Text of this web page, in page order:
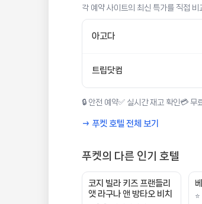
각 예약 사이트의 최신 특가를 직접 비
아고다
트립닷컴
🔒 안전 예약✅ 실시간 재고 확인💳 무
→ 푸켓 호텔 전체 보기
푸켓의 다른 인기 호텔
코지 빌라 키즈 프랜들리
앳 라구나 앤 방타오 비치